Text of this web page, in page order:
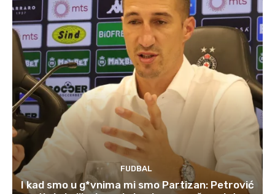
FUDBAL
I kad smo u g*vnima mi smo Partizan: Petrović